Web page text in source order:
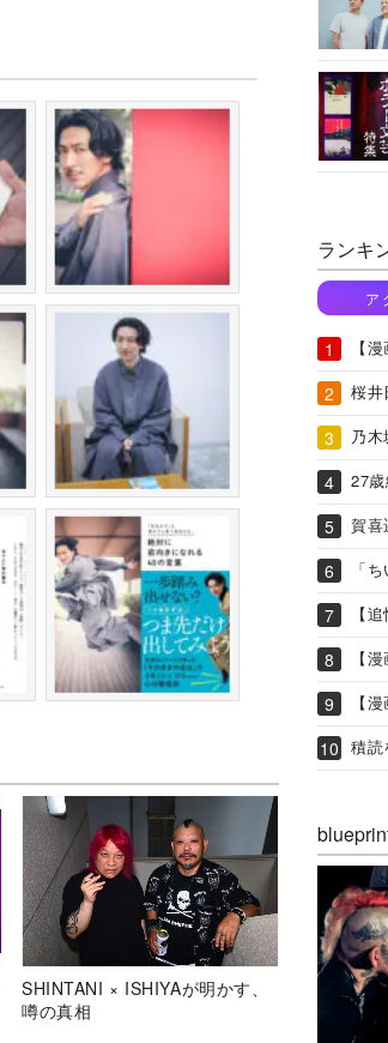
SHINTANI × ISHIYAが明かす、
噂の真相
ランキ
ア
【
桜井
乃
27
賀喜
「
【
【
【
積読